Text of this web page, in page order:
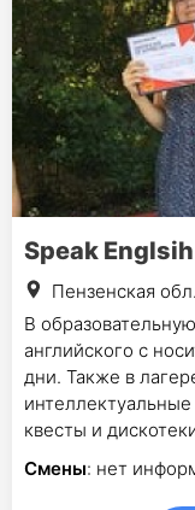
Speak Englsih
Пензенская
В
английского с
дни. Также в
квесты и
Смены: нет